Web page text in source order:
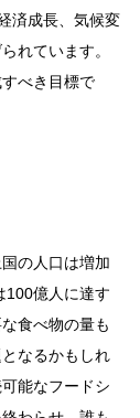
済成長、気候変
れています。
べき目標で
の人口は増加
100億人に達す
食べ物の量も
なるかもしれ
能なフードシ